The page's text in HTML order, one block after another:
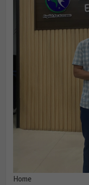
Home